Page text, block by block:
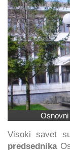
Osnovni
Visoki savet
predsednika